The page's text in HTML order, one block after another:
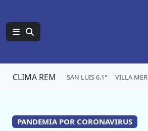
CLIMA REM SAN LUIS 6.1° VILLA
PANDEMIA POR CORONAVIRUS